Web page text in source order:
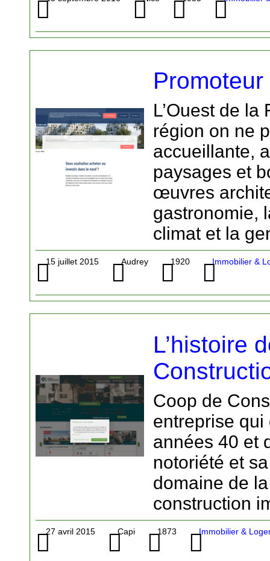
L’Ouest de la
région on ne
accueillante,
paysages et
œuvres
gastronomie,
climat et la
15 juillet 2015 Audrey 1920 Immobilier &
L’histoire
Coop de
entreprise
années 40 et
notoriété et
domaine de
construction
27 avril 2015 Capi 1873 Immobilier &